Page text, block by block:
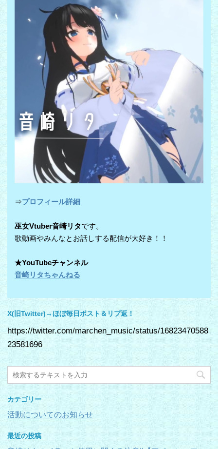
⇒プロフィール詳細
巫女Vtuber音崎リタです。
歌動画やみんなとお話しする配信が大好き！！
★YouTubeチャンネル
音崎リタちゃんねる
X(旧Twitter)→ほぼ毎日ポスト＆リプ返！
https://twitter.com/marchen_music/status/16823470588
23581696
カテゴリー
活動についてのお知らせ
最近の投稿